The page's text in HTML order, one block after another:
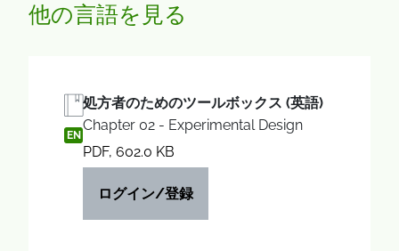
他の言語を見る
EN
処方者のためのツールボックス (英語)
Chapter 02 - Experimental Design
PDF, 602.0 KB
ログイン/登録